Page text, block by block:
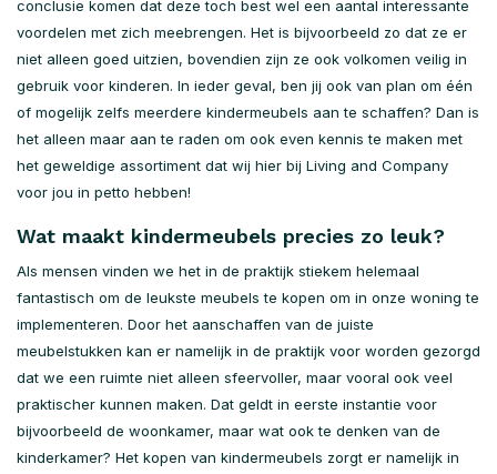
conclusie komen dat deze toch best wel een aantal interessante
voordelen met zich meebrengen. Het is bijvoorbeeld zo dat ze er
niet alleen goed uitzien, bovendien zijn ze ook volkomen veilig in
gebruik voor kinderen. In ieder geval, ben jij ook van plan om één
of mogelijk zelfs meerdere kindermeubels aan te schaffen? Dan is
het alleen maar aan te raden om ook even kennis te maken met
het geweldige assortiment dat wij hier bij Living and Company
voor jou in petto hebben!
Wat maakt kindermeubels precies zo leuk?
Als mensen vinden we het in de praktijk stiekem helemaal
fantastisch om de leukste meubels te kopen om in onze woning te
implementeren. Door het aanschaffen van de juiste
meubelstukken kan er namelijk in de praktijk voor worden gezorgd
dat we een ruimte niet alleen sfeervoller, maar vooral ook veel
praktischer kunnen maken. Dat geldt in eerste instantie voor
bijvoorbeeld de woonkamer, maar wat ook te denken van de
kinderkamer? Het kopen van kindermeubels zorgt er namelijk in